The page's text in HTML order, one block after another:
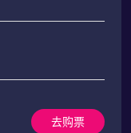
去购票